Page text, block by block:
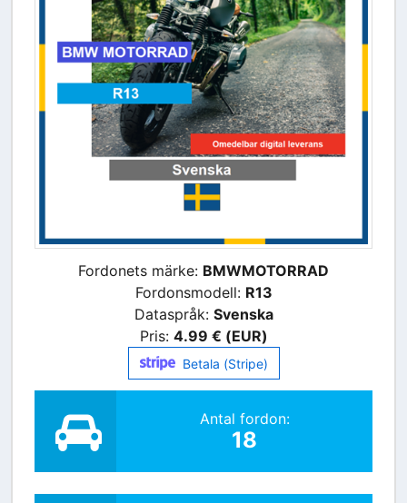
Fordonets märke: BMWMOTORRAD
Fordonsmodell: R13
Dataspråk: Svenska
Pris: 4.99 € (EUR)
Betala (Stripe)
Antal fordon:
18